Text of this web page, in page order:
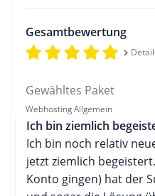
Gesamtbewertung
Gewähltes Paket
Webhosting Allgemein
Ich bin ziemlich
Ich bin noch relativ
jetzt ziemlich
Konto gingen) hat der